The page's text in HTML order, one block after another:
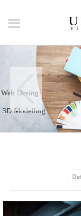
3D Modelling
Graphic
Web Desing